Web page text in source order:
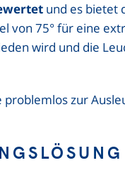
und es bietet
von 75° für eine
wird und die
zur